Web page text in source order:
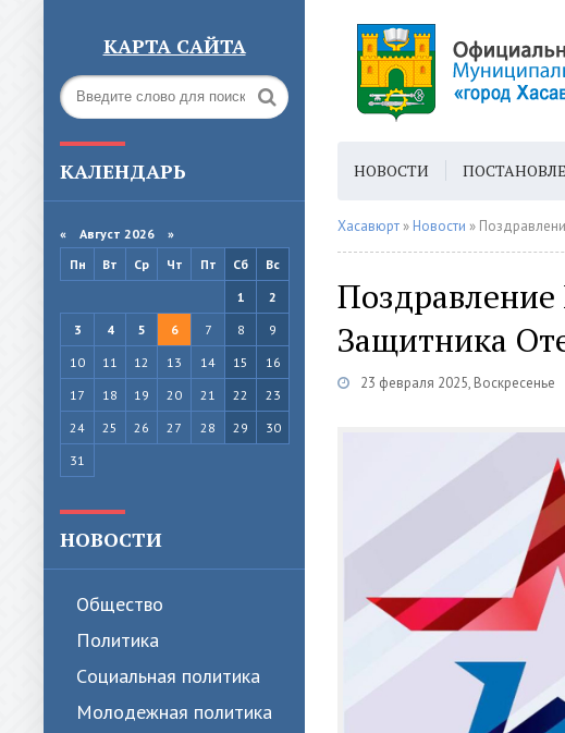
КАРТА САЙТА
КАЛЕНДАРЬ
« Август 2026 »
Пн
Вт Ср Чт Пт Сб
Вс
1
2
3
4 5 6 7 8
9
10
11 12 13 14 15
16
17
18 19 20 21 22
23
24
25 26 27 28 29
30
31
НОВОСТИ
Общество
Политика
Cоциальная политика
Молодежная политика
НОВОСТИ
ГОРОДСКАЯ СРЕДА
Хасавюрт » Новости »
Защитника
23 февраля 2025, Воскресенье